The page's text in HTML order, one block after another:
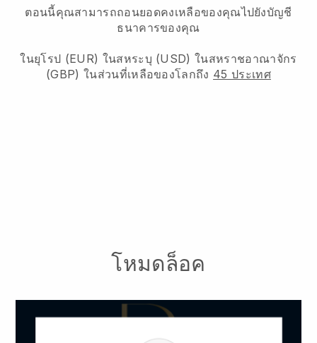
ตอนนี้คุณสามารถถอนยอดคงเหลือของคุณไปยังบัญชี
ธนาคารของคุณ
ในยุโรป (EUR) ในสหระบุ (USD) ในสหราชอาณาจักร
(GBP) ในส่วนที่เหลือของโลกถึง 45 ประเทศ
โหมดล็อค